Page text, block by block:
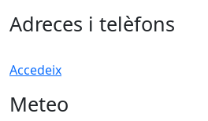
Adreces i telèfons
Accedeix
Meteo